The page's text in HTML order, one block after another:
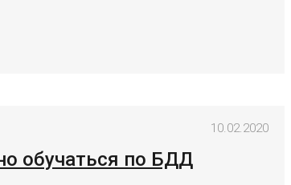
10.02.2020
обучаться по БДД